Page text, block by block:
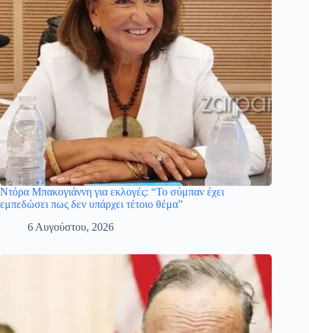
Ντόρα Μπακογιάννη για εκλογές: “Το σύμπαν έχει
εμπεδώσει πως δεν υπάρχει τέτοιο θέμα”
6 Αυγούστου, 2026